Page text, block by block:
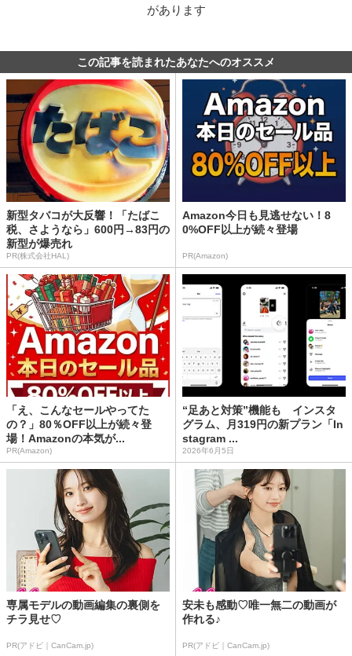
があります
この記事を読まれたあなたへのオススメ
新型タバコが大反響！「たばこ
税、さようなら」600円→83円の
新型が爆売れ
PR(株式会社HAL)
Amazon今日も見逃せない！8
0%OFF以上が続々登場
PR(Amazon)
「え、こんなセールやってた
の？」80％OFF以上が続々登
場！Amazonの本気が...
PR(Amazon)
“足あと対策”機能も インスタ
グラム、月319円の新プラン「In
stagram ...
2026年6月5日
専属モデルの動画編集の裏側を
チラ見せ♡
PR(アドビ｜CanCam.jp)
安未も感動♡唯一無二の動画が
作れる♪
PR(アドビ｜CanCam.jp)